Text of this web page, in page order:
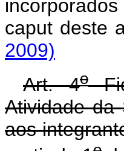
caput
2009)
Art. 4o
Atividade da
aos